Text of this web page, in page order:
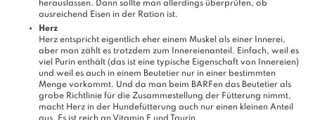
herauslassen. Dann sollte man allerdings überprüfen, ob
ausreichend Eisen in der Ration ist.
Herz
Herz entspricht eigentlich eher einem Muskel als einer Innerei,
aber man zählt es trotzdem zum Innereienanteil. Einfach, weil es
viel Purin enthält (das ist eine typische Eigenschaft von Innereien)
und weil es auch in einem Beutetier nur in einer bestimmten
Menge vorkommt. Und da man beim BARFen das Beutetier als
grobe Richtlinie für die Zusammestellung der Fütterung nimmt,
macht Herz in der Hundefütterung auch nur einen kleinen Anteil